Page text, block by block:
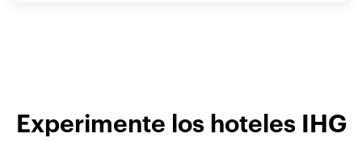
Experimente los hoteles IHG